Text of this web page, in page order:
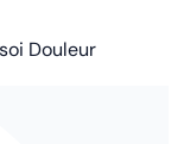
Douleur